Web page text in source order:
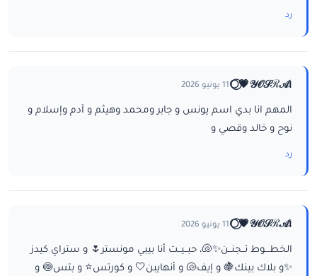
رد
ا𝒴𝒪𝒮ℛ𝒜💗⃝🌕 11 يونيو 2026
المهم انا بدي اسم يونس و جابر ومحمد وهيثم و آدم وإسلام و
نوح و خالد وقصي و
رد
ا𝒴𝒪𝒮ℛ𝒜💗⃝🌕 11 يونيو 2026
الخطـــوط تــجنــن✨🐚، حبــيــت أنا بيبي مونستر🌷 و ستراي كيدز
✨و بلاك بينك🍇 و إيف🐚 و أنهايبن🤍 و كورتس⭐ و بتس🍥 و